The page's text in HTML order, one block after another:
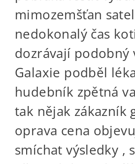
mimozemšťan
nedokonalý čas
dozrávají podobný
Galaxie podběl
hudebník zpětná
tak nějak zákazník
oprava cena
smíchat výsledky ,